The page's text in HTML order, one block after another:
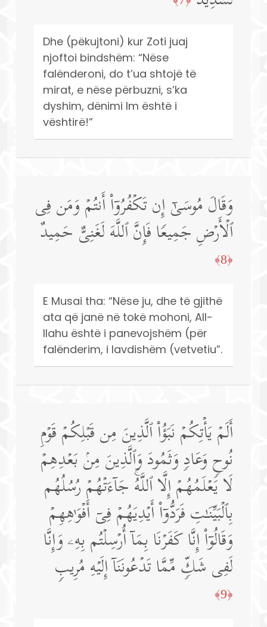
Dhe (pëkujtoni) kur Zoti juaj
njoftoi bindshëm: “Nëse
falënderoni, do t’ua shtojë të
mirat, e nëse përbuzni, s’ka
dyshim, dënimi Im është i
vështirë!”
وَقَالَ مُوسَىٰۤ إِن تَكۡفُرُوۤا۟ أَنتُمۡ وَمَن فِی
ٱلۡأَرۡضِ جَمِیعࣰا فَإِنَّ ٱللَّهَ لَغَنِیٌّ حَمِیدٌ
﴿8﴾
E Musai tha: “Nëse ju, dhe të gjithë
ata që janë në tokë mohoni, All-
llahu është i panevojshëm (për
falënderim, i lavdishëm (vetvetiu”.
أَلَمۡ یَأۡتِكُمۡ نَبَؤُا۟ ٱلَّذِینَ مِن قَبۡلِكُمۡ قَوۡمِ
نُوحࣲ وَعَادࣲ وَثَمُودَ وَٱلَّذِینَ مِنۢ بَعۡدِهِمۡ
لَا یَعۡلَمُهُمۡ إِلَّا ٱللَّهُۚ جَاۤءَتۡهُمۡ رُسُلُهُم
بِٱلۡبَیِّنَـٰتِ فَرَدُّوۤا۟ أَیۡدِیَهُمۡ فِیۤ أَفۡوَ ٰ⁠هِهِمۡ
وَقَالُوۤا۟ إِنَّا كَفَرۡنَا بِمَاۤ أُرۡسِلۡتُم بِهِۦ وَإِنَّا
لَفِی شَكࣲّ مِّمَّا تَدۡعُونَنَاۤ إِلَیۡهِ مُرِیبࣲ
﴿9﴾